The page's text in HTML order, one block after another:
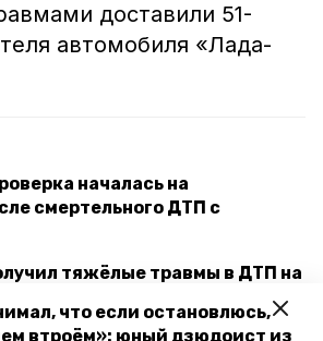
что если остановлюсь,
втроём»: юный дзюдоист из
доставили 51-
автомобиля «Лада-
началась на
смертельного ДТП с
тяжёлые травмы в ДТП на